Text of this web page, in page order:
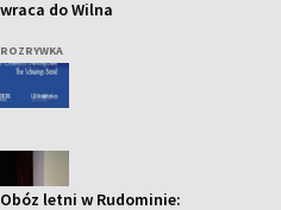
wraca do Wilna
ROZRYWKA
Obóz letni w Rudominie: